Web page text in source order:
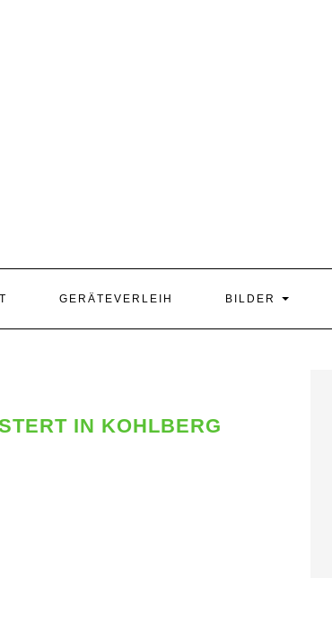
GERÄTEVERLEIH BILDER
IN KOHLBERG